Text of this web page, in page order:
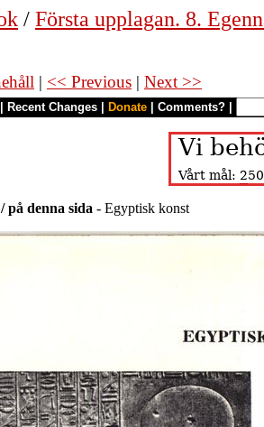
/ Första upplagan. 8.
| << Previous | Next >>
Recent Changes Donate Comments?
på denna sida - Egyptisk konst